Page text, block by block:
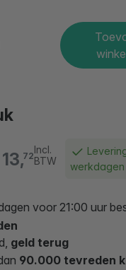
72
Incl.
BTW
werkdagen
voor 21:00 uur
geld terug
90.000 tevreden